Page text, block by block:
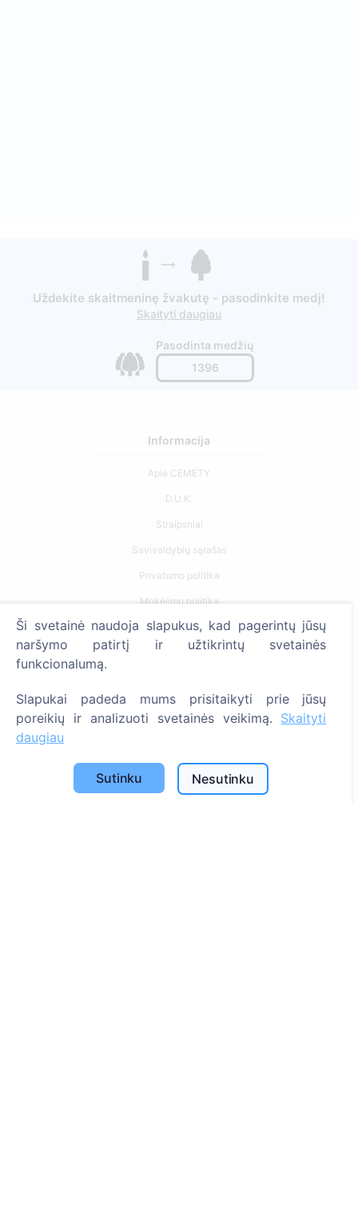
Uždekite skaitmeninę žvakutę - pasodinkite medį!
Skaityti daugiau
Pasodinta medžių
1396
Informacija
Apie CEMETY
D.U.K.
Straipsniai
Savivaldybių sąrašas
Privatumo politika
Mokėjimų politika
ES projektai
Slapukų nustatymai
Velionių paieška
Paslaugos
Ši svetainė naudoja slapukus, kad pagerintų jūsų
naršymo patirtį ir užtikrintų svetainės
funkcionalumą.
Slapukai padeda mums prisitaikyti prie jūsų
poreikių ir analizuoti svetainės veikimą. Skaityti
daugiau
Sutinku Nesutinku